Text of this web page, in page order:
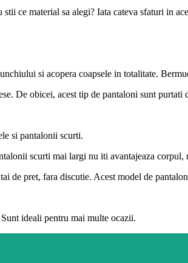
ce material sa alegi? Iata cateva sfaturi in
si acopera coapsele in totalitate.
De obicei, acest tip de pantaloni sunt purtati
si pantalonii scurti.
scurti mai largi nu iti avantajeaza corpul,
de pret, fara discutie. Acest model de
ideali pentru mai multe ocazii.